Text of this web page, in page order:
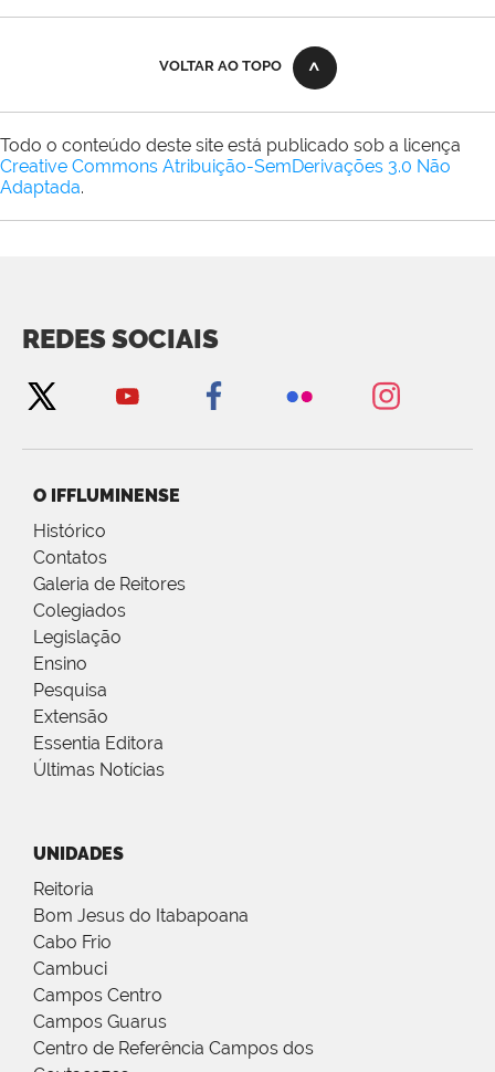
VOLTAR AO TOPO
Todo o conteúdo deste site está publicado sob a licença
Creative Commons Atribuição-SemDerivações 3.0 Não
Adaptada.
REDES SOCIAIS
O IFFLUMINENSE
Histórico
Contatos
Galeria de Reitores
Colegiados
Legislação
Ensino
Pesquisa
Extensão
Essentia Editora
Últimas Notícias
UNIDADES
Reitoria
Bom Jesus do Itabapoana
Cabo Frio
Cambuci
Campos Centro
Campos Guarus
Centro de Referência Campos dos